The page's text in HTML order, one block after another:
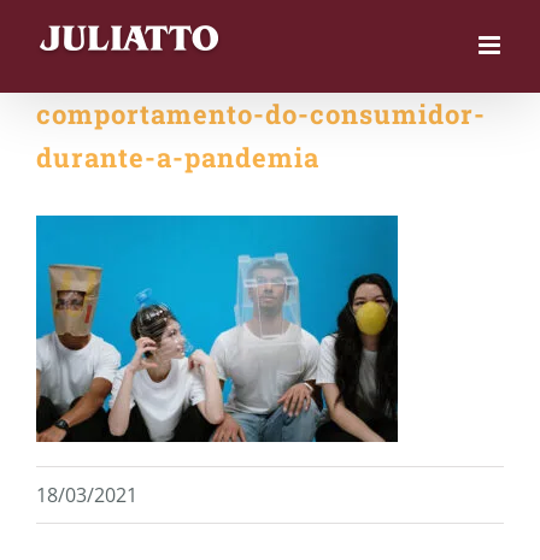
contentcomportamento-do-consumidor-
durante-a-pandemia
18/03/2021